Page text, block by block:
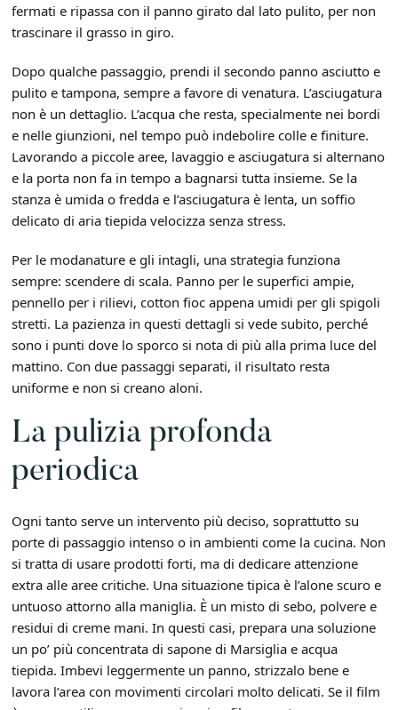
fermati e ripassa con il panno girato dal lato pulito, per non
trascinare il grasso in giro.
Dopo qualche passaggio, prendi il secondo panno asciutto e
pulito e tampona, sempre a favore di venatura. L’asciugatura
non è un dettaglio. L’acqua che resta, specialmente nei bordi
e nelle giunzioni, nel tempo può indebolire colle e finiture.
Lavorando a piccole aree, lavaggio e asciugatura si alternano
e la porta non fa in tempo a bagnarsi tutta insieme. Se la
stanza è umida o fredda e l’asciugatura è lenta, un soffio
delicato di aria tiepida velocizza senza stress.
Per le modanature e gli intagli, una strategia funziona
sempre: scendere di scala. Panno per le superfici ampie,
pennello per i rilievi, cotton fioc appena umidi per gli spigoli
stretti. La pazienza in questi dettagli si vede subito, perché
sono i punti dove lo sporco si nota di più alla prima luce del
mattino. Con due passaggi separati, il risultato resta
uniforme e non si creano aloni.
La pulizia profonda
periodica
Ogni tanto serve un intervento più deciso, soprattutto su
porte di passaggio intenso o in ambienti come la cucina. Non
si tratta di usare prodotti forti, ma di dedicare attenzione
extra alle aree critiche. Una situazione tipica è l’alone scuro e
untuoso attorno alla maniglia. È un misto di sebo, polvere e
residui di creme mani. In questi casi, prepara una soluzione
un po’ più concentrata di sapone di Marsiglia e acqua
tiepida. Imbevi leggermente un panno, strizzalo bene e
lavora l’area con movimenti circolari molto delicati. Se il film